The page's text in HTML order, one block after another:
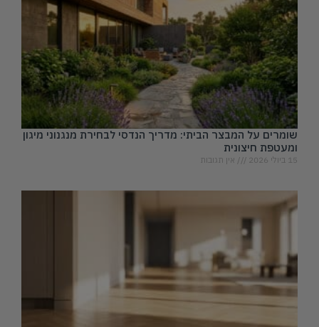
שומרים על המבצר הביתי: מדריך הנדסי לבחירת מנגנוני מיגון
ומעטפת חיצונית
15 ביולי 2026 אין תגובות